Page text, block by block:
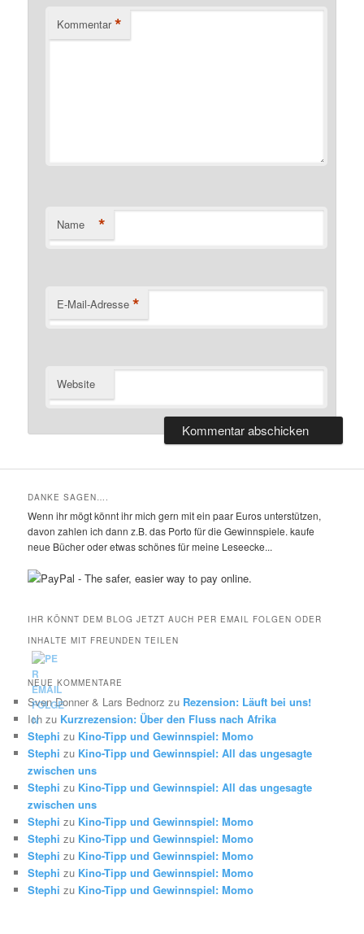
Kommentar *
Name *
E-Mail-Adresse *
Website
DANKE SAGEN….
Wenn ihr mögt könnt ihr mich gern mit ein paar Euros unterstützen,
davon zahlen ich dann z.B. das Porto für die Gewinnspiele. kaufe
neue Bücher oder etwas schönes für meine Leseecke...
IHR KÖNNT DEM BLOG JETZT AUCH PER EMAIL FOLGEN ODER
INHALTE MIT FREUNDEN TEILEN
NEUE KOMMENTARE
Sven Donner & Lars Bednorz zu Rezension: Läuft bei uns!
Ich zu Kurzrezension: Über den Fluss nach Afrika
Stephi zu Kino-Tipp und Gewinnspiel: Momo
Stephi zu Kino-Tipp und Gewinnspiel: All das ungesagte
zwischen uns
Stephi zu Kino-Tipp und Gewinnspiel: All das ungesagte
zwischen uns
Stephi zu Kino-Tipp und Gewinnspiel: Momo
Stephi zu Kino-Tipp und Gewinnspiel: Momo
Stephi zu Kino-Tipp und Gewinnspiel: Momo
Stephi zu Kino-Tipp und Gewinnspiel: Momo
Stephi zu Kino-Tipp und Gewinnspiel: Momo